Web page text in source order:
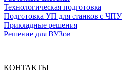
Технологическая подготовка
Подготовка УП для станков с ЧПУ
Прикладные решения
Решение для ВУЗов
КОНТАКТЫ